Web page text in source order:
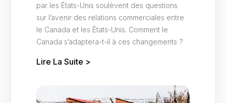
par les États-Unis soulèvent des questions
sur l’avenir des relations commerciales entre
le Canada et les États-Unis. Comment le
Canada s’adaptera-t-il à ces changements ?
Lire La Suite >